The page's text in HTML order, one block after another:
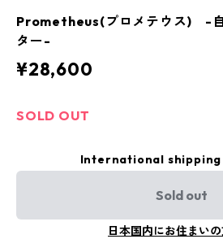
Prometheus(プロメテウス) -自
ター-
¥28,600
SOLD OUT
International
Sold out
日本国内にお住まい